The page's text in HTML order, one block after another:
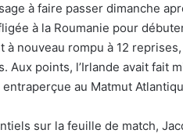
à faire passer dimanche
à la Roumanie pour
nouveau rompu à 12
Aux points, l’Irlande avait fait
au Matmut
sur la feuille de match,